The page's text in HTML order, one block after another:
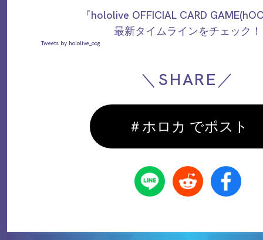
『hololive OFFICIAL CARD
最新タイムラインをチェック！
Tweets by hololive_ocg
＼SHARE／
＃ホロカ でポスト